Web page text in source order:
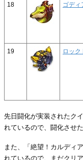
18 ゴディ
19 ロック
先日闘化が実装されたク
れているので、闘化させ
また、「絶望！カルディ
れているので、まだクリ